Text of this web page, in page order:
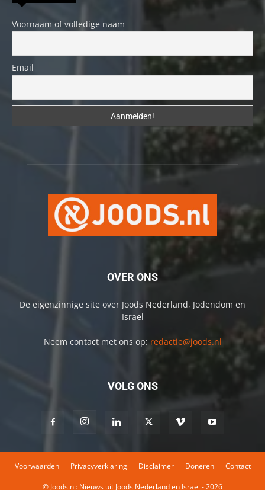
Voornaam of volledige naam
Email
OVER ONS
De eigenzinnige site over Joods Nederland, Jodendom en
Israel
Neem contact met ons op: redactie@joods.nl
VOLG ONS
Voorwaarden Privacyverklaring Disclaimer Doneren Contact
© Joods.nl: Nieuws uit Joods Nederland en Israel - 2026